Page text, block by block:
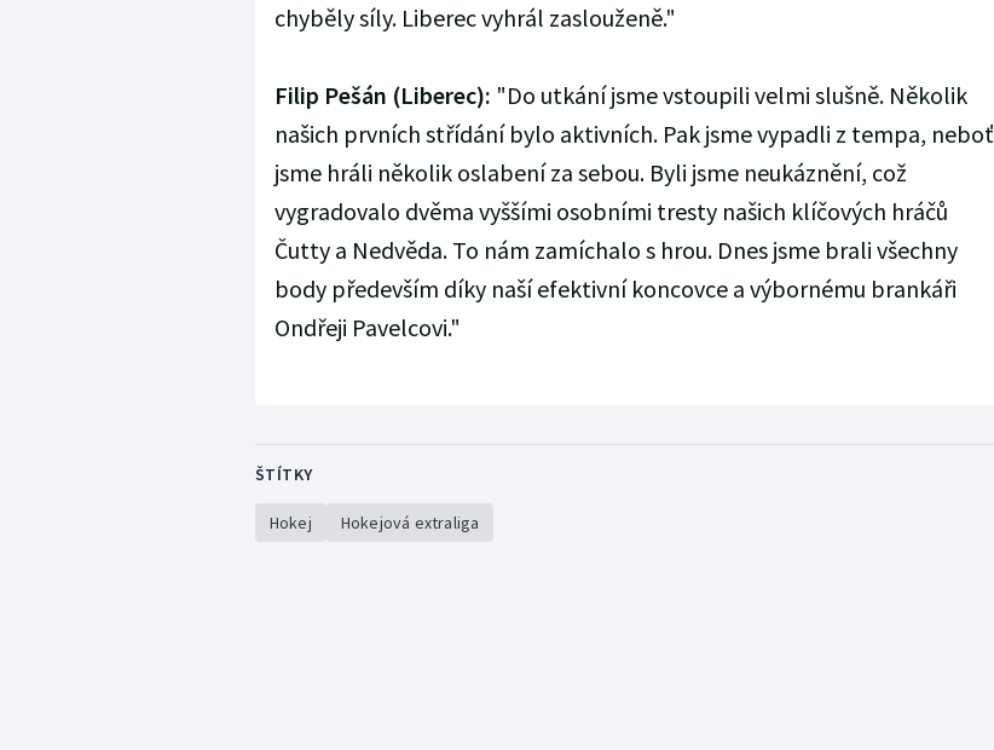
chyběly síly. Liberec vyhrál zaslouženě."
Filip Pešán (Liberec): "Do utkání jsme vstoupili velmi slušně. Několik
našich prvních střídání bylo aktivních. Pak jsme vypadli z tempa, neboť
jsme hráli několik oslabení za sebou. Byli jsme neukáznění, což
vygradovalo dvěma vyššími osobními tresty našich klíčových hráčů
Čutty a Nedvěda. To nám zamíchalo s hrou. Dnes jsme brali všechny
body především díky naší efektivní koncovce a výbornému brankáři
Ondřeji Pavelcovi."
ŠTÍTKY
Hokej Hokejová extraliga